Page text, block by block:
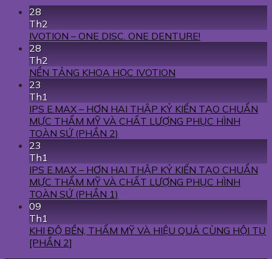
28
Th2
IVOTION – ONE DISC. ONE DENTURE!
28
Th2
NỀN TẢNG KHOA HỌC IVOTION
23
Th1
IPS E.MAX – HƠN HAI THẬP KỶ KIẾN TẠO CHUẨN
MỰC THẨM MỸ VÀ CHẤT LƯỢNG PHỤC HÌNH
TOÀN SỨ (PHẦN 2)
23
Th1
IPS E.MAX – HƠN HAI THẬP KỶ KIẾN TẠO CHUẨN
MỰC THẨM MỸ VÀ CHẤT LƯỢNG PHỤC HÌNH
TOÀN SỨ (PHẦN 1)
09
Th1
KHI ĐỘ BỀN, THẨM MỸ VÀ HIỆU QUẢ CÙNG HỘI TỤ
[PHẦN 2]